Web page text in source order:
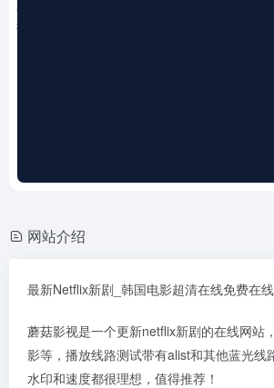
网站介绍
最新Netflix新剧_韩国电影超清在线免费在线
蘑菇影视是一个更新netflix新剧的在线网站
影等，播放线路测试带有alist和其他蓝光线
水印和速度都很理想，值得推荐！